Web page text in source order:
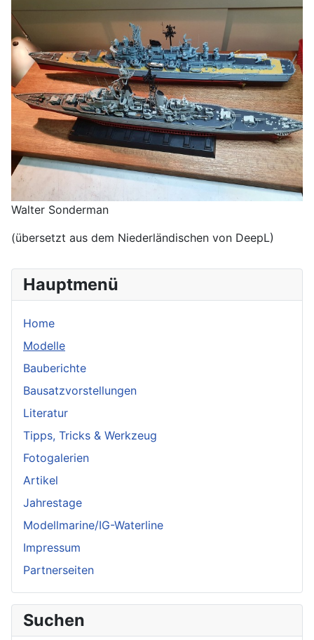
Hauptmenü
Home
Modelle
Bauberichte
Bausatzvorstellungen
Literatur
Tipps, Tricks & Werkzeug
Fotogalerien
Artikel
Jahrestage
Modellmarine/IG-Waterline
Impressum
Partnerseiten
Suchen
Walter Sonderman
(übersetzt aus dem Niederländischen von DeepL)